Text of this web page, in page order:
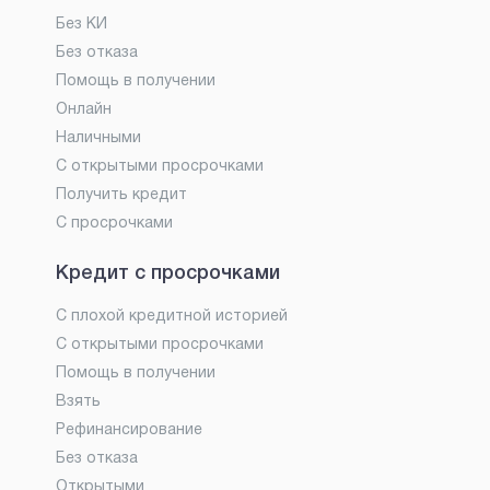
Без КИ
Без отказа
Помощь в получении
Онлайн
Наличными
С открытыми просрочками
Получить кредит
С просрочками
Кредит с просрочками
С плохой кредитной историей
С открытыми просрочками
Помощь в получении
Взять
Рефинансирование
Без отказа